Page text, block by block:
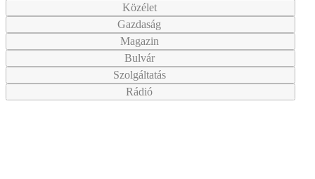
Közélet
Gazdaság
Magazin
Bulvár
Szolgáltatás
Rádió